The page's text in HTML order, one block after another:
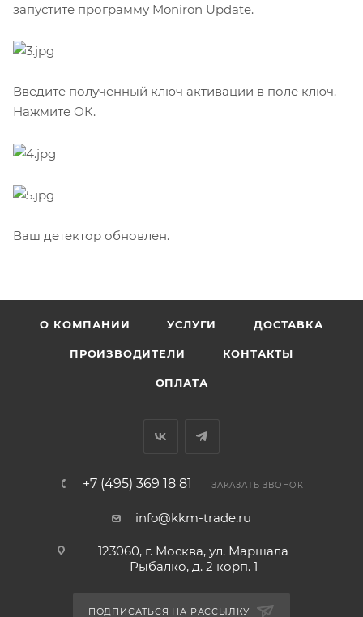
запустите программу Moniron Update.
Введите полученный ключ активации в поле ключ.
Нажмите ОК.
Ваш детектор обновлен.
О КОМПАНИИ УСЛУГИ ДОСТАВКА
ПРОИЗВОДИТЕЛИ КОНТАКТЫ
ОПЛАТА
+7 (495) 369 18 81 ЗАКАЗАТЬ ЗВОНОК
info@kkm-trade.ru
123060, г. Москва, ул. Маршала
Рыбалко, д. 2 корп. 1
ПОДПИСАТЬСЯ НА РАССЫЛКУ